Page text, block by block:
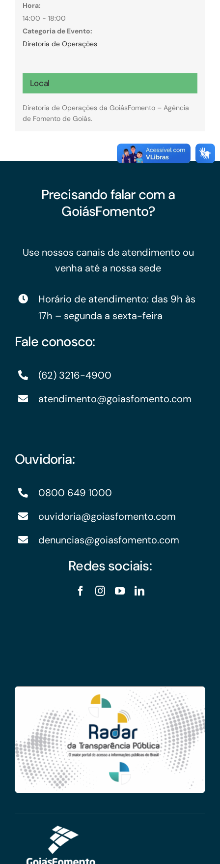
Hora:
14:00 - 18:00
Categoria de Evento:
Diretoria de Operações
Local
Diretoria de Operações da GoiásFomento – Agência
de Fomento de Goiás.
Precisando falar com a
GoiásFomento?
Use nossos canais de atendimento ou
venha até a nossa sede
Horário de atendimento: das 9h às
17h – segunda a sexta-feira
Fale conosco:
(62) 3216-4900
atendimento@goiasfomento.com
Ouvidoria:
0800 649 1000
ouvidoria@goiasfomento.com
denuncias@goiasfomento.com
Redes sociais: